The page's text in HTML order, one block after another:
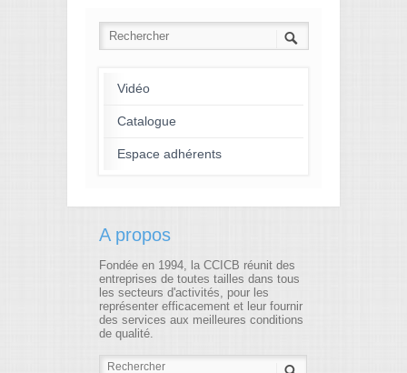
Vidéo
Catalogue
Espace adhérents
A propos
Fondée en 1994, la CCICB réunit des
entreprises de toutes tailles dans tous
les secteurs d'activités, pour les
représenter efficacement et leur fournir
des services aux meilleures conditions
de qualité.